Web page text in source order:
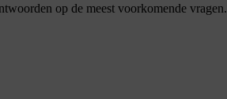
op de meest voorkomende vragen.